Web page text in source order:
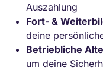
Auszahlung
Fort- &
deine
Betriebliche
um deine